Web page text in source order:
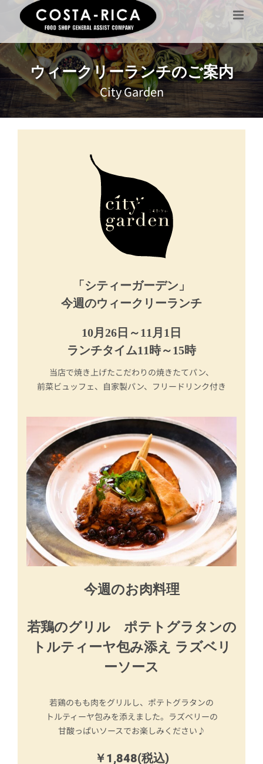
ウィークリーランチのご案内
City Garden
「シティーガーデン」
今週のウィークリーランチ
10月26日～11月1日
ランチタイム11時～15時
当店で焼き上げたこだわりの焼きたてパン、
前菜ビュッフェ、自家製パン、フリードリンク付き
今週のお肉料理
若鶏のグリル ポテトグラタンの
トルティーヤ包み添え ラズベリ
ーソース
若鶏のもも肉をグリルし、ポテトグラタンの
トルティーヤ包みを添えました。ラズベリーの
甘酸っぱいソースでお楽しみください♪
￥1,848(税込)